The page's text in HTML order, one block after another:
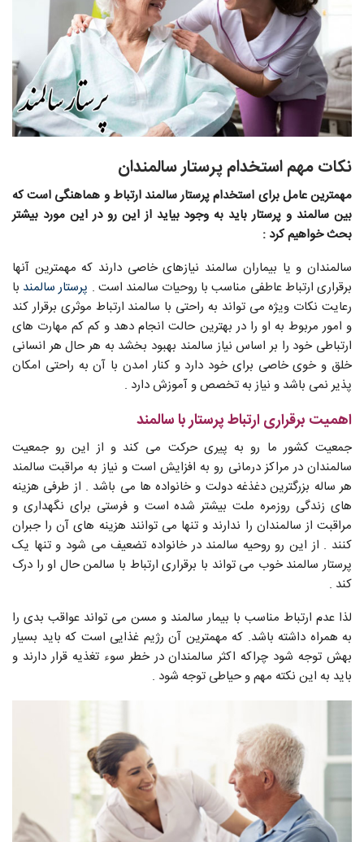
نکات مهم استخدام پرستار سالمندان
مهمترین عامل برای استخدام پرستار سالمند ارتباط و هماهنگی است که
بین سالمند و پرستار باید به وجود بیاید از این رو در این مورد بیشتر
بحث خواهیم کرد :
سالمندان و یا بیماران سالمند نیازهای خاصی دارند که مهمترین آنها
برقراری ارتباط عاطفی مناسب با روحیات سالمند است . پرستار سالمند با
رعایت نکات ویژه می تواند به راحتی با سالمند ارتباط موثری برقرار کند
و امور مربوط به او را در بهترین حالت انجام دهد و کم کم مهارت های
ارتباطی خود را بر اساس نیاز سالمند بهبود بخشد به هر حال هر انسانی
خلق و خوی خاصی برای خود دارد و کنار امدن با آن به راحتی امکان
پذیر نمی باشد و نیاز به تخصص و آموزش دارد .
اهمیت برقراری ارتباط پرستار با سالمند
جمعیت کشور ما رو به پیری حرکت می کند و از این رو جمعیت
سالمندان در مراکز درمانی رو به افزایش است و نیاز به مراقبت سالمند
هر ساله بزرگترین دغذغه دولت و خانواده ها می باشد . از طرفی هزینه
های زندگی روزمره ملت بیشتر شده است و فرستی برای نگهداری و
مراقبت از سالمندان را ندارند و تنها می توانند هزینه های آن را جبران
کنند . از این رو روحیه سالمند در خانواده تضعیف می شود و تنها یک
پرستار سالمند خوب می تواند با برقراری ارتباط با سالمن حال او را درک
کند .
لذا عدم ارتباط مناسب با بیمار سالمند و مسن می تواند عواقب بدی را
به همراه داشته باشد. که مهمترین آن رژیم غذایی است که باید بسیار
بهش توجه شود چراکه اکثر سالمندان در خطر سوء تغذیه قرار دارند و
باید به این نکته مهم و حیاطی توجه شود .